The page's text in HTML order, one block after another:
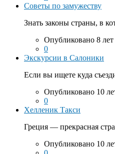
Советы по замужеству
Знать законы страны, в
Опубликовано 8 лет
0
Экскурсии в Салоники
Если вы ищете куда
Опубликовано 10
0
Хелленик Такси
Греция — прекрасная
Опубликовано 10